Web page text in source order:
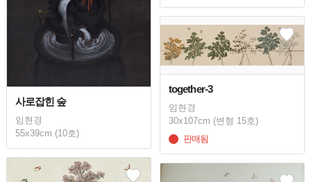
사로잡힌 숲
임현경
55x39cm (10호)
together-3
임현경
30x107cm (변형 15호)
판매됨